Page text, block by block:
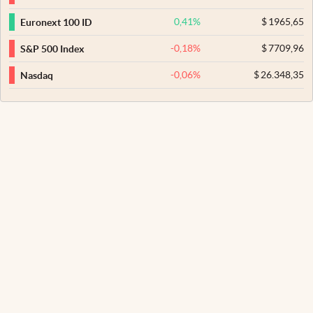
Euronext 100 ID 0,41% $1965,65
S&P 500 Index -0,18% $7709,96
Nasdaq -0,06% $26.348,35